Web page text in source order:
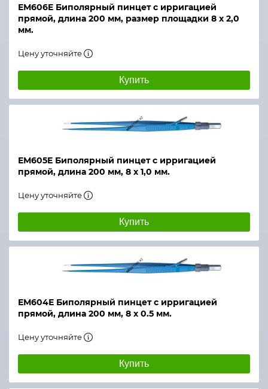
ЕМ606E Биполярный пинцет с ирригацией
прямой, длина 200 мм, размер площадки 8 х 2,0
мм.
Цену уточняйте
Купить
ЕМ605E Биполярный пинцет с ирригацией
прямой, длина 200 мм, 8 х 1,0 мм.
Цену уточняйте
Купить
ЕМ604Е Биполярный пинцет с ирригацией
прямой, длина 200 мм, 8 х 0.5 мм.
Цену уточняйте
Купить